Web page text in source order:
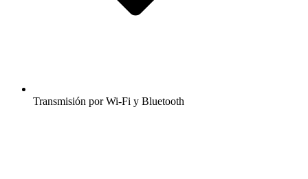
Transmisión por Wi-Fi y Bluetooth